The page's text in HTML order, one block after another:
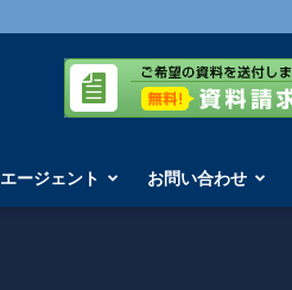
エージェント お問い合わせ